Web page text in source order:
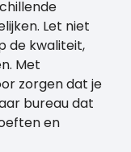
Let niet
de kwaliteit,
Met
zorgen dat je
bureau dat
en